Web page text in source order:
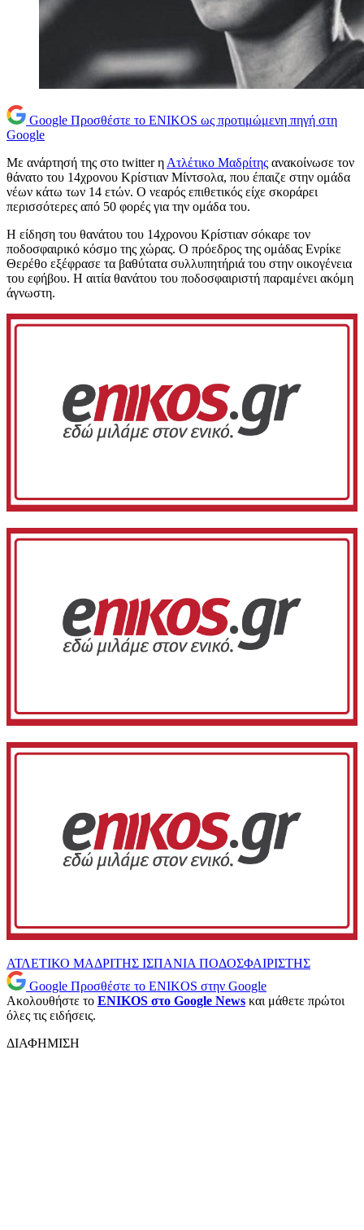
Google Προσθέστε το ENIKOS ως προτιμώμενη πηγή στη
Google
Με ανάρτησή της στο twitter η Ατλέτικο Μαδρίτης ανακοίνωσε τον
θάνατο του 14χρονου Κρίστιαν Μίντσολα, που έπαιζε στην ομάδα
νέων κάτω των 14 ετών. Ο νεαρός επιθετικός είχε σκοράρει
περισσότερες από 50 φορές για την ομάδα του.
Η είδηση του θανάτου του 14χρονου Κρίστιαν σόκαρε τον
ποδοσφαιρικό κόσμο της χώρας. Ο πρόεδρος της ομάδας Ενρίκε
Θερέθο εξέφρασε τα βαθύτατα συλλυπητήριά του στην οικογένεια
του εφήβου. Η αιτία θανάτου του ποδοσφαιριστή παραμένει ακόμη
άγνωστη.
ΑΤΛΕΤΙΚΟ ΜΑΔΡΙΤΗΣ ΙΣΠΑΝΙΑ ΠΟΔΟΣΦΑΙΡΙΣΤΗΣ
Google Προσθέστε το ENIKOS στην Google
Ακολουθήστε το ENIKOS στο Google News και μάθετε πρώτοι
όλες τις ειδήσεις.
ΔΙΑΦΗΜΙΣΗ